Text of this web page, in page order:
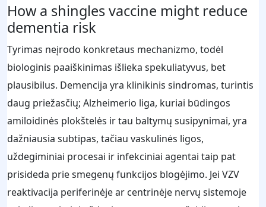
How a shingles vaccine might reduce
dementia risk
Tyrimas neįrodo konkretaus mechanizmo, todėl
biologinis paaiškinimas išlieka spekuliatyvus, bet
plausibilus. Demencija yra klinikinis sindromas, turintis
daug priežasčių; Alzheimerio liga, kuriai būdingos
amiloidinės plokštelės ir tau baltymų susipynimai, yra
dažniausia subtipas, tačiau vaskulinės ligos,
uždegiminiai procesai ir infekciniai agentai taip pat
prisideda prie smegenų funkcijos blogėjimo. Jei VZV
reaktivacija periferinėje ar centrinėje nervų sistemoje